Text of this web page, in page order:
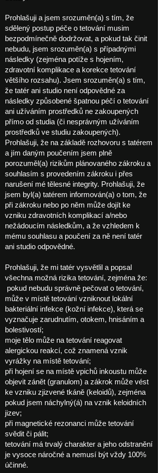
Prohlašuji a jsem srozuměn(a) s tím, že
sdělený postup péče o tetování musim
bezpodmínečně dodržovat, a pokud tak činit
nebudu, jsem srozuměn(a) s případnými
následky (zejména potíže s hojením,
zdravotní komplikace a korekce tetování
většího rozsahu). Jsem srozuměn(a) s tím,
že tatér ani studio není odpovědné za
následky způsobené špatnou péčí o tetování
ani užíváním prostředků ne zakoupených
přímo od studia (či nesprávným užíváním
prostředků ve studiu zakoupených).
Prohlašuji, že na základě rozhovoru s tatérem
a jím daným poučením jsem plně
porozuměl(a) rizikům plánovaného zákroku a
souhlasím s provedením zákroku i přes
narušení mé tělesné integrity. Prohlašuji, že
jsem byl(a) tatérem informován(a) o tom, že
při zákroku nebo po něm může dojít ke
vzniku zdravotních komplikací a/nebo
nežádoucím následkům, a že vzhledem k
mému souhlasu a poučení za ně není tatér
ani studio odpovědné.
Prohlašuji, že mi tatér vysvětlil a popsal
všechna možná rizika tetování, zejména že:
pokud nebudu správně pečovat o tetování,
může v místě tetování vzniknout lokální
bakteriální infekce (kožní infekce), která se
vyznačuje zarudnutím, otokem, hnisáním a
bolestivostí;
moje tělo může na tetování reagovat
alergickou reakcí, což znamená vznik
vyrážky na místě tetování;
při hojení se na místě vpichů inkoustu může
objevit zánět (granulom) a zákrok může vést
ke vzniku zjizvené tkáně (keloidů), zejména
pokud jsem náchylný(á) na vznik keloidních
jizev;
při magnetické rezonanci může tetování
svědit či pálit;
tetování má trvalý charakter a jeho odstranění
je vysoce náročné a nemusí být vždy 100%
účinné.